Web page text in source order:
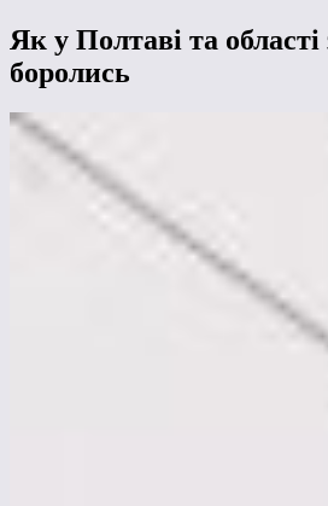
Як у Полтаві та області
боролись